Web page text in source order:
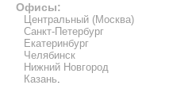
Офисы:
Центральный (Москва)
Санкт-Петербург
Екатеринбург
Челябинск
Нижний Новгород
Казань.